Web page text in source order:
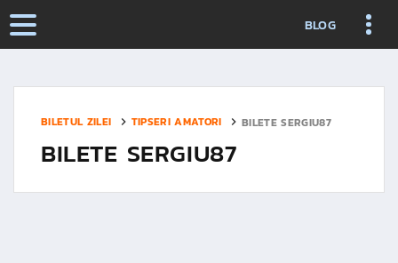
BLOG
BILETUL ZILEI TIPSERI AMATORI BILETE SERGIU87
BILETE SERGIU87